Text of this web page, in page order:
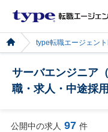
type転職エージェン
サーバエンジニア
職・求人・中途採
公開中の求人 97 件